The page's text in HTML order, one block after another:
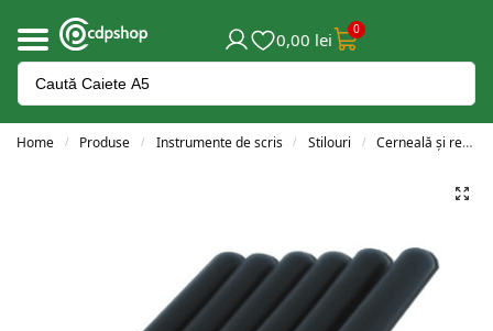
0,00 lei 0
Home / Produse / Instrumente de scris / Stilouri / Cerneală și rezerve